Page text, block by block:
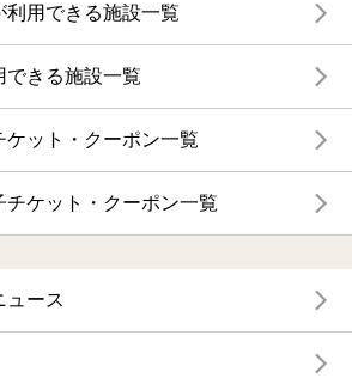
利用できる施設一覧
できる施設一覧
ケット・クーポン一覧
チケット・クーポン一覧
ュース